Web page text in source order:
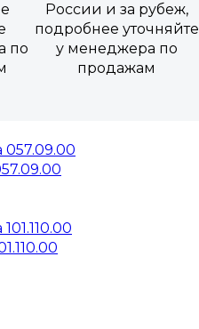
по
России и за рубеж,
подробнее уточняйте
у менеджера по
продажам